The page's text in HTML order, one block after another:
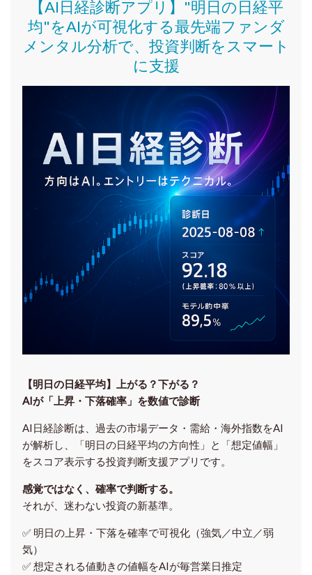
【AI日経診断アプリ】"明日の日経平
均"をAIが可視化する最先端ファンダ
メンタル分析で、投資判断をスマート
に支援
【明日の⽇経平均】上がる？下がる？
AIが「上昇・下落確率」を数値で診断
AI日経診断は、過去の市場データ・需給・海外指数をAI
が解析し、「明日の日経平均の方向性」と「想定値幅」
をスコア表示する投資判断支援アプリです。
感覚ではなく、確率で判断する。
それが、迷わない投資の新基準。
✅ 明日の上昇・下落を確率で可視化（強気／中立／弱
気）
✅ 想定される値動きの値幅をAIが毎営業日推定